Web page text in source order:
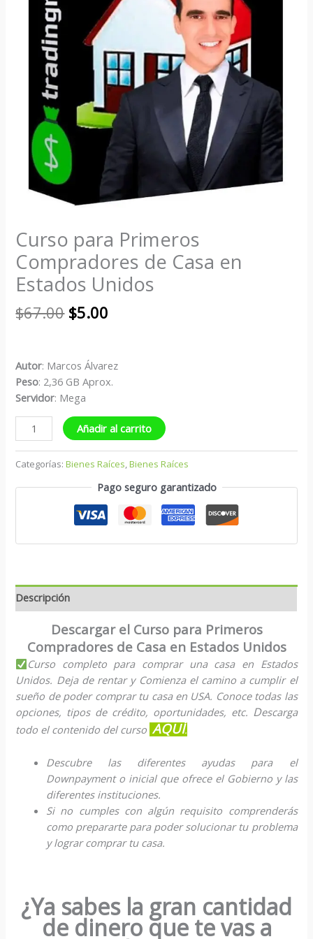
Curso para Primeros
Compradores de Casa en
Estados Unidos
$67.00 $5.00
Autor: Marcos Álvarez
Peso: 2,36 GB Aprox.
Servidor: Mega
Añadir al carrito
Categorías:Bienes Raíces,Bienes Raíces
Pago seguro garantizado
Descripción
Descargar el Curso para Primeros
Compradores de Casa en Estados Unidos
Curso completo para comprar una casa en Estados
Unidos. Deja de rentar y Comienza el camino a cumplir el
sueño de poder comprar tu casa en USA. Conoce todas las
opciones, tipos de crédito, oportunidades, etc. Descarga
todo el contenido del curso AQUÍ.
Descubre las diferentes ayudas para el
Downpayment o inicial que ofrece el Gobierno y las
diferentes instituciones.
Si no cumples con algún requisito comprenderás
como prepararte para poder solucionar tu problema
y lograr comprar tu casa.
¿Ya sabes la gran cantidad
de dinero que te vas a